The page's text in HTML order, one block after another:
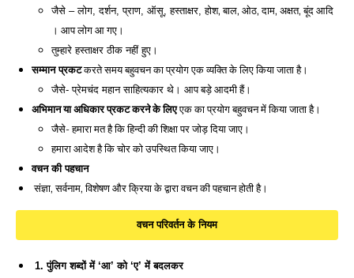
जैसे – लोग, दर्शन, प्राण, ऑसू, हस्ताक्षर, होश, बाल, ओठ, दाम, अक्षत, बूंद आदि
। आप लोग आ गए।
तुम्हारे हस्ताक्षर ठीक नहीं हुए।
सम्मान प्रकट करते समय बहुवचन का प्रयोग एक व्यक्ति के लिए किया जाता है।
जैसे- प्रेमचंद महान साहित्यकार थे। आप बड़े आदमी हैं।
अभिमान या अधिकार प्रकट करने के लिए एक का प्रयोग बहुवचन में किया जाता है।
जैसे- हमारा मत है कि हिन्दी की शिक्षा पर जोड़ दिया जाए।
हमारा आदेश है कि चोर को उपस्थित किया जाए।
वचन की पहचान
संज्ञा, सर्वनाम, विशेषण और क्रिया के द्वारा वचन की पहचान होती है।
वचन परिवर्तन के नियम
1. पुंलिग शब्दों में ‘आ’ को ‘ए’ में बदलकर